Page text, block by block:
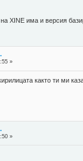
XINE има и версия
»
както ти ми
»